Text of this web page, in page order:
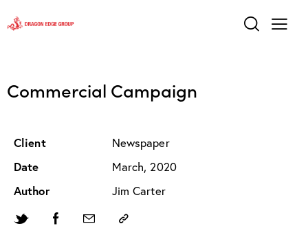
Commercial Campaign
Client
Newspaper
Date
March, 2020
Author
Jim Carter